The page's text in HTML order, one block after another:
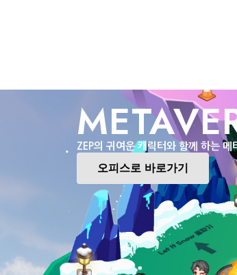
ZEP의 귀여운 캐릭터와 함께 하는
오피스로 바로가기